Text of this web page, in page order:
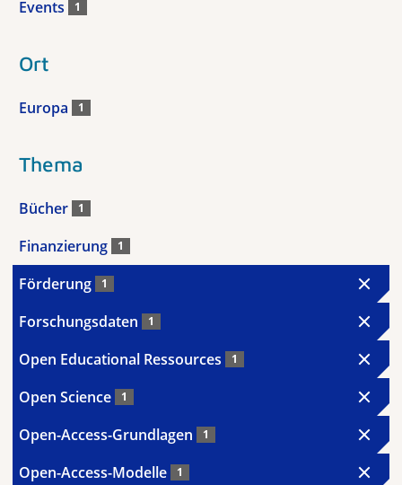
Events 1
Ort
Europa 1
Thema
Bücher 1
Finanzierung 1
Förderung 1
Forschungsdaten 1
Open Educational Ressources 1
Open Science 1
Open-Access-Grundlagen 1
Open-Access-Modelle 1